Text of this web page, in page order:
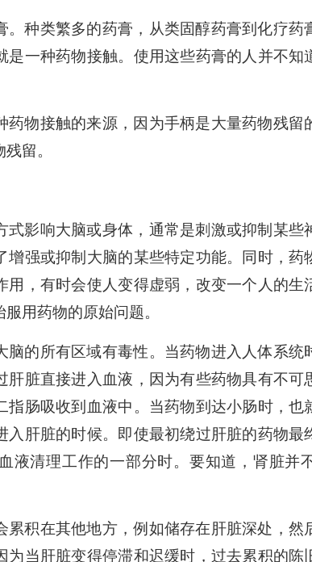
。种类繁多的药膏，从类固醇药膏到化疗药
是一种药物接触。使用这些药膏的人并不知
药物接触的来源，因为手柄是大量药物残留
留。
式影响大脑或身体，通常是刺激或抑制某些
增强或抑制大脑的某些特定功能。同时，药
，有时会使人变得虚弱，改变一个人的生
用药物的原始问题。
脑的所有区域有毒性。当药物进入人体系统
肝脏直接进入血液，因为有些药物具有不可
指肠吸收到血液中。当药物到达小肠时，也
入肝脏的时候。即使最初绕过肝脏的药物最
液清理工作的一部分时。要知道，肾脏并
累积在其他地方，例如储存在肝脏深处，然
为当肝脏变得停滞和迟缓时，过去累积的陈